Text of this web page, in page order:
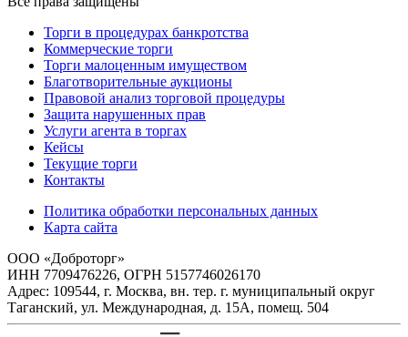
Торги в процедурах банкротства
Коммерческие торги
Торги малоценным имуществом
Благотворительные аукционы
Правовой анализ торговой процедуры
Защита нарушенных прав
Услуги агента в торгах
Кейсы
Текущие торги
Контакты
Политика обработки персональных данных
Карта сайта
ООО «Доброторг»
ИНН 7709476226, ОГРН 5157746026170
Адрес: 109544, г. Москва, вн. тер. г. муниципальный округ
Таганский, ул. Международная, д. 15А, помещ. 504